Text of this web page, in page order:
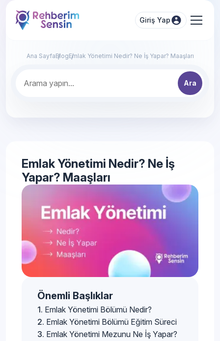
Giriş Yap
Ana SayfaBlogEmlak Yönetimi Nedir? Ne İş Yapar? Maaşları
Ara
Emlak Yönetimi Nedir? Ne İş
Yapar? Maaşları
Önemli Başlıklar
Emlak Yönetimi Bölümü Nedir?
Emlak Yönetimi Bölümü Eğitim Süreci
Emlak Yönetimi Mezunu Ne İş Yapar?